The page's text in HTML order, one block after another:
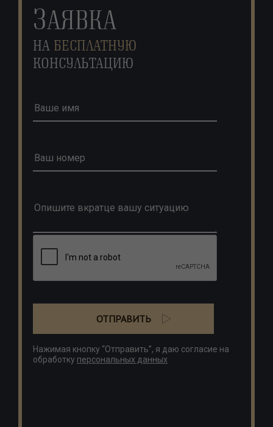
ЗАЯВКА
НА БЕСПЛАТНУЮ
КОНСУЛЬТАЦИЮ
ОТПРАВИТЬ
Нажимая кнопку “Отправить”, я даю согласие на
обработку персональных данных